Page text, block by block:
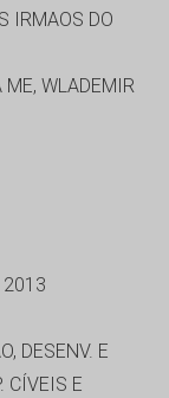
IRMAOS DO
ME, WLADEMIR
2013
DESENV. E
CÍVEIS E